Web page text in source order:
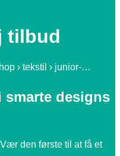
tilbud
› tekstil › junior-…
designs
den første til at få et